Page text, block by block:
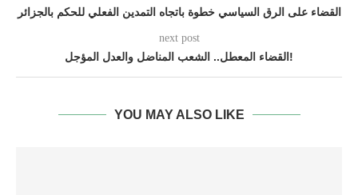
القضاء على الرق السياسي خطوة باتجاه التمدين الفعلي للحكم بالجزائر
next post
القضاء المعطل.. الشعب المناضل والعدل المؤجل!
YOU MAY ALSO LIKE